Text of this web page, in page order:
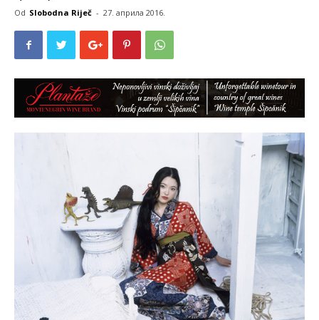
Od Slobodna Riječ - 27. априла 2016.